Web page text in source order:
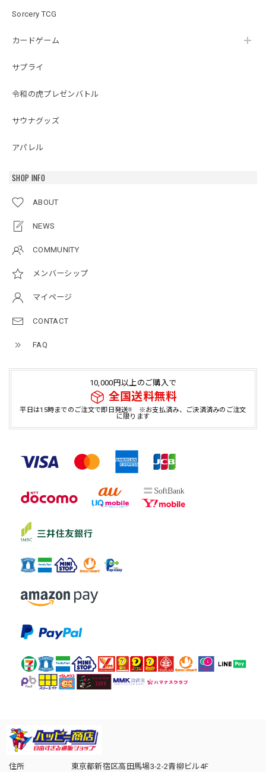
Sorcery TCG
カードゲーム
サプライ
令和の虎プレゼンバトル
サウナグッズ
アパレル
SHOP INFO
ABOUT
NEWS
COMMUNITY
メンバーシップ
マイページ
CONTACT
FAQ
10,000円以上のご購入で
全国送料無料
平日は15時までのご注文で即日発送!! ※お支払済み、ご決済済みのご注文
に限ります
住所
東京都新宿区高田馬場3-2-2青柳ビル4F